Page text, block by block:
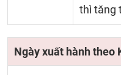
thì tăng
Ngày xuất hành theo